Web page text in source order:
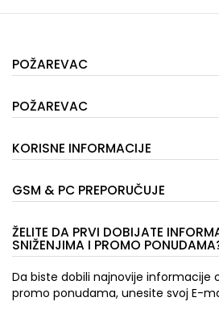
POŽAREVAC
POŽAREVAC
KORISNE INFORMACIJE
GSM & PC PREPORUČUJE
ŽELITE DA PRVI DOBIJATE
SNIŽENJIMA I PROMO
Da biste dobili najnovije informacije
promo ponudama, unesite svoj E-